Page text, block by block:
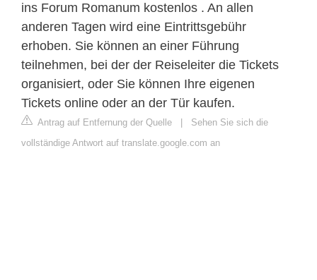
ins Forum Romanum kostenlos . An allen
anderen Tagen wird eine Eintrittsgebühr
erhoben. Sie können an einer Führung
teilnehmen, bei der der Reiseleiter die Tickets
organisiert, oder Sie können Ihre eigenen
Tickets online oder an der Tür kaufen.
Antrag auf Entfernung der Quelle
Sehen Sie sich die
vollständige Antwort auf translate.google.com an